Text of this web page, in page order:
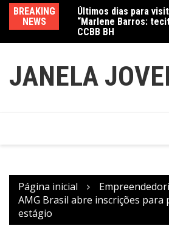
conteúdo
BREAKING
NEWS
marcam
Últimos dias para
“Marlene Barros:
CCBB BH
JANELA
Página inicial
AMG Brasil abre inscrições para
estágio